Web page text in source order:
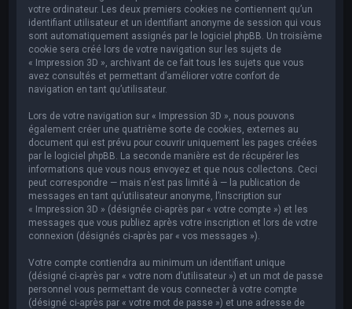
votre ordinateur. Les deux premiers cookies ne contiennent qu’un
identifiant utilisateur et un identifiant anonyme de session qui vous
sont automatiquement assignés par le logiciel phpBB. Un troisième
cookie sera créé lors de votre navigation sur les sujets de
« Impression 3D », archivant de ce fait tous les sujets que vous
avez consultés et permettant d’améliorer votre confort de
navigation en tant qu’utilisateur.
Lors de votre navigation sur « Impression 3D », nous pouvons
également créer une quatrième sorte de cookies, externes au
document qui est prévu pour couvrir uniquement les pages créées
par le logiciel phpBB. La seconde manière est de récupérer les
informations que vous nous envoyez et que nous collectons. Ceci
peut correspondre — mais n’est pas limité à — la publication de
messages en tant qu’utilisateur anonyme, l’inscription sur
« Impression 3D » (désignée ci-après par « votre compte ») et les
messages que vous publiez après votre inscription et lors de votre
connexion (désignés ci-après par « vos messages »).
Votre compte contiendra au minimum un identifiant unique
(désigné ci-après par « votre nom d’utilisateur ») et un mot de passe
personnel vous permettant de vous connecter à votre compte
(désigné ci-après par « votre mot de passe ») et une adresse de